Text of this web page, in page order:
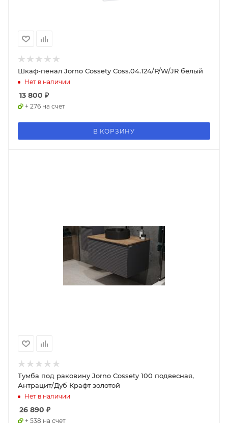
Шкаф-пенал Jorno Cossety Coss.04.124/P/W/JR белый
Нет в наличии
13 800 ₽
+ 276 на счет
В КОРЗИНУ
Тумба под раковину Jorno Cossety 100 подвесная,
Антрацит/Дуб Крафт золотой
Нет в наличии
26 890 ₽
+ 538 на счет